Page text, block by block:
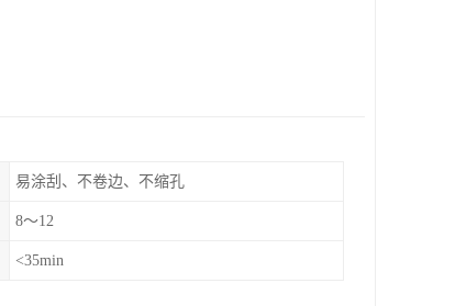
易涂刮、不卷边、不缩孔
8～12
<35min